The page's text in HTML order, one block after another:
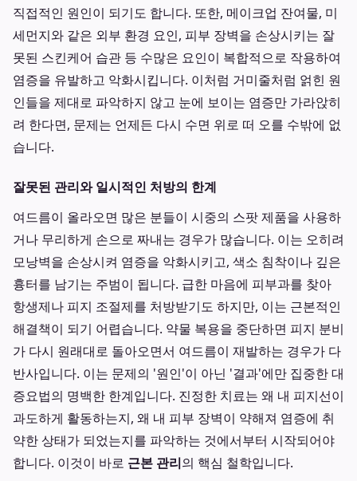
직접적인 원인이 되기도 합니다. 또한, 메이크업 잔여물, 미
세먼지와 같은 외부 환경 요인, 피부 장벽을 손상시키는 잘
못된 스킨케어 습관 등 수많은 요인이 복합적으로 작용하여
염증을 유발하고 악화시킵니다. 이처럼 거미줄처럼 얽힌 원
인들을 제대로 파악하지 않고 눈에 보이는 염증만 가라앉히
려 한다면, 문제는 언제든 다시 수면 위로 떠 오를 수밖에 없
습니다.
잘못된 관리와 일시적인 처방의 한계
여드름이 올라오면 많은 분들이 시중의 스팟 제품을 사용하
거나 무리하게 손으로 짜내는 경우가 많습니다. 이는 오히려
모낭벽을 손상시켜 염증을 악화시키고, 색소 침착이나 깊은
흉터를 남기는 주범이 됩니다. 급한 마음에 피부과를 찾아
항생제나 피지 조절제를 처방받기도 하지만, 이는 근본적인
해결책이 되기 어렵습니다. 약물 복용을 중단하면 피지 분비
가 다시 원래대로 돌아오면서 여드름이 재발하는 경우가 다
반사입니다. 이는 문제의 '원인'이 아닌 '결과'에만 집중한 대
증요법의 명백한 한계입니다. 진정한 치료는 왜 내 피지선이
과도하게 활동하는지, 왜 내 피부 장벽이 약해져 염증에 취
약한 상태가 되었는지를 파악하는 것에서부터 시작되어야
합니다. 이것이 바로 근본 관리의 핵심 철학입니다.